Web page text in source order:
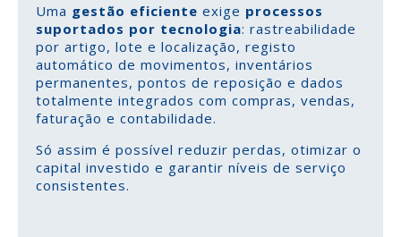
Uma gestão eficiente exige processos
suportados por tecnologia: rastreabilidade
por artigo, lote e localização, registo
automático de movimentos, inventários
permanentes, pontos de reposição e dados
totalmente integrados com compras, vendas,
faturação e contabilidade.
Só assim é possível reduzir perdas, otimizar o
capital investido e garantir níveis de serviço
consistentes.